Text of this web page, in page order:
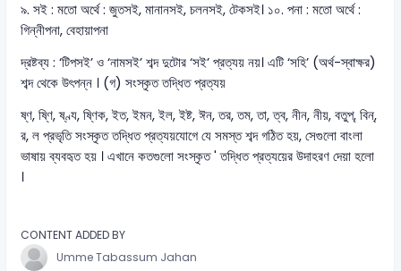
৯. সই : মতো অর্থে : জুতসই, মানানসই, চলনসই, টেকসই। ১০. পনা : মতো অর্থে :
গিন্নীপনা, বেহায়াপনা
দ্রষ্টব্য : ‘টিপসই’ ও ‘নামসই’ শব্দ দুটোর ‘সই’ প্রত্যয় নয়। এটি ‘সহি’ (অর্থ-স্বাক্ষর)
শব্দ থেকে উৎপন্ন । (গ) সংস্কৃত তদ্ধিত প্রত্যয়
ষ্ণ, ষ্ণি, ষ্ণ্য, ষ্ণিক, ইত, ইমন, ইল, ইষ্ট, ঈন, তর, তম, তা, ত্ব, নীন, নীয়, বতুপ্, বিন্,
র, ল প্রভৃতি সংস্কৃত তদ্ধিত প্রত্যয়যোগে যে সমস্ত শব্দ গঠিত হয়, সেগুলো বাংলা
ভাষায় ব্যবহৃত হয় । এখানে কতগুলো সংস্কৃত ' তদ্ধিত প্রত্যয়ের উদাহরণ দেয়া হলো
।
CONTENT ADDED BY
Umme Tabassum Jahan